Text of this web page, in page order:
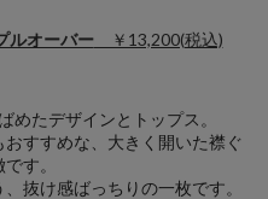
ルオーバー￥13,200(税込)
めたデザインとトップス。
すすめな、大きく開いた襟ぐ
す。
抜け感ばっちりの一枚です。